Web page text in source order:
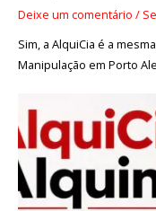
Deixe um comentário /
Sim, a AlquiCia é a
Manipulação em Porto